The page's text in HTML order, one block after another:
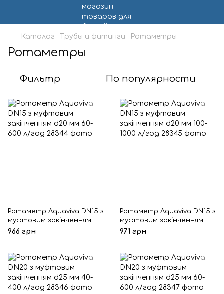
Каталог Трубы и фитинги Ротаметры
Ротаметры
Фильтр По популярности
Ротаметр Aquaviva DN15 з
муфтовим закінченням
d20 мм 60-600 л/год
966 грн
Ротаметр Aquaviva DN15 з
муфтовим закінченням
d20 мм 100-1000 л/год
971 грн